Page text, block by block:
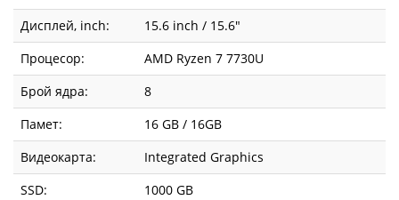
Дисплей, inch:
15.6 inch / 15.6"
Процесор:
AMD Ryzen 7 7730U
Брой ядра:
8
Памет:
16 GB / 16GB
Видеокарта:
Integrated Graphics
SSD:
1000 GB